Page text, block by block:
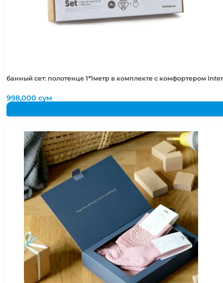
банный сет: полотенце 1*1метр в комплекте с комфортером
998,000сум